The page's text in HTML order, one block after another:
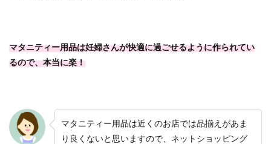
マタニティー用品は妊婦さんが快適に過ごせるように作られてい
るので、本当に楽！
マタニティー用品は近くのお店では品揃えがあま
り良くないと思いますので、ネットショッピング